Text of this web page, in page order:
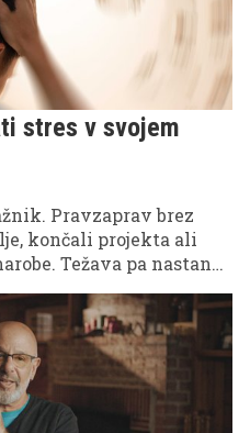
stres v svojem
Pravzaprav brez
končali projekta ali
Težava pa nastane,
vašega živčnega
napeti in ko niti
telesa.